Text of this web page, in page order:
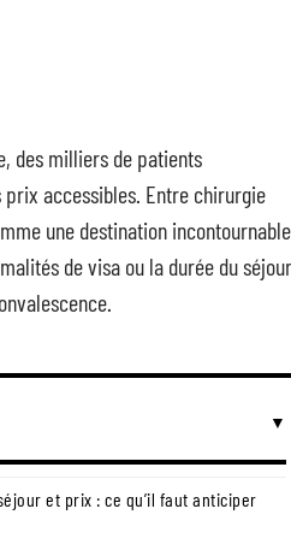
des milliers de patients
accessibles. Entre chirurgie
une destination incontournable
de visa ou la durée du
et prix : ce qu’il faut anticiper